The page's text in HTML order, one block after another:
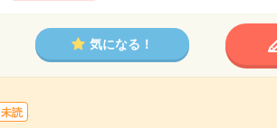
気になる！
未読